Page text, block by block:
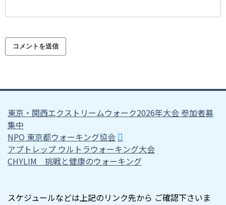
東京・関西エクストリームウォーク2026年大会 参加者募
集中
NPO 東京都ウォーキング協会
アプトレップ ウルトラウォーキング大会
CHYLIM 挑戦と健康のウォーキング
スケジュールなどは上記のリンク先から ご確認下さいま